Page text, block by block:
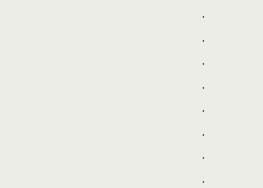
.
.
.
.
.
.
.
.